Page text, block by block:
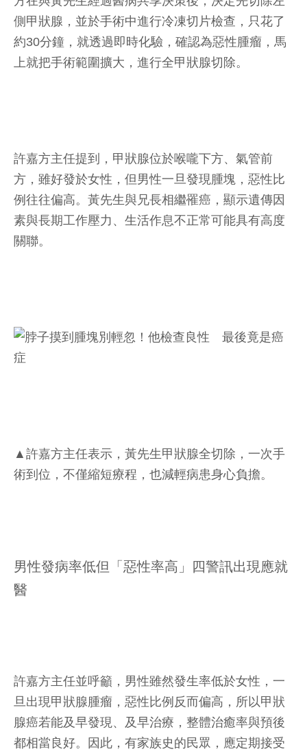
側甲狀腺，並於手術中進行冷凍切片檢查，只花了
約30分鐘，就透過即時化驗，確認為惡性腫瘤，馬
上就把手術範圍擴大，進行全甲狀腺切除。
許嘉方主任提到，甲狀腺位於喉嚨下方、氣管前
方，雖好發於女性，但男性一旦發現腫塊，惡性比
例往往偏高。黃先生與兄長相繼罹癌，顯示遺傳因
素與長期工作壓力、生活作息不正常可能具有高度
關聯。
▲許嘉方主任表示，黃先生甲狀腺全切除，一次手
術到位，不僅縮短療程，也減輕病患身心負擔。
男性發病率低但「惡性率高」四警訊出現應就
醫
許嘉方主任並呼籲，男性雖然發生率低於女性，一
旦出現甲狀腺腫瘤，惡性比例反而偏高，所以甲狀
腺癌若能及早發現、及早治療，整體治癒率與預後
都相當良好。因此，有家族史的民眾，應定期接受